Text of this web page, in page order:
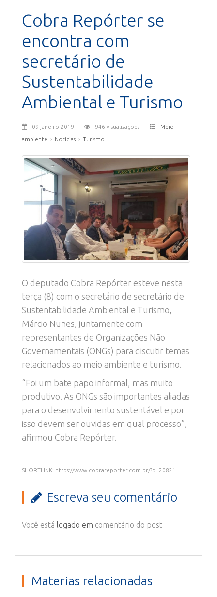
Cobra Repórter se
encontra com
secretário de
Sustentabilidade
Ambiental e Turismo
09 janeiro 2019 946 visualizações
Meio
ambiente › Notícias › Turismo
O deputado Cobra Repórter esteve nesta
terça (8) com o secretário de secretário de
Sustentabilidade Ambiental e Turismo,
Márcio Nunes, juntamente com
representantes de Organizações Não
Governamentais (ONGs) para discutir temas
relacionados ao meio ambiente e turismo.
“Foi um bate papo informal, mas muito
produtivo. As ONGs são importantes aliadas
para o desenvolvimento sustentável e por
isso devem ser ouvidas em qual processo”,
afirmou Cobra Repórter.
SHORTLINK: https://www.cobrareporter.com.br/?p=20821
Escreva seu comentário
Você está logado em comentário do post
Materias relacionadas